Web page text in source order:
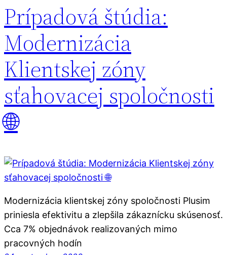
Prípadová štúdia:
Modernizácia
Klientskej zóny
sťahovacej spoločnosti
🌐
Modernizácia klientskej zóny spoločnosti Plusim
priniesla efektivitu a zlepšila zákaznícku skúsenosť.
Cca 7% objednávok realizovaných mimo
pracovných hodín